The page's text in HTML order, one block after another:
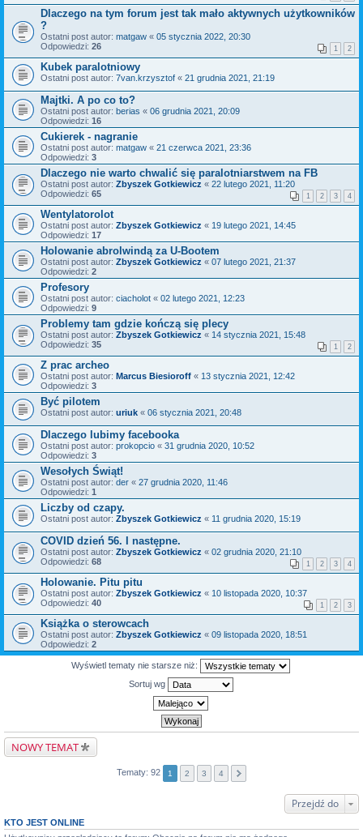
Dlaczego na tym forum jest tak mało aktywnych użytkowników
?
Ostatni post autor: matgaw « 05 stycznia 2022, 20:30
Odpowiedzi: 26 1 2
Kubek paralotniowy
Ostatni post autor: 7van.krzysztof « 21 grudnia 2021, 21:19
Majtki. A po co to?
Ostatni post autor: berias « 06 grudnia 2021, 20:09
Odpowiedzi: 16
Cukierek - nagranie
Ostatni post autor: matgaw « 21 czerwca 2021, 23:36
Odpowiedzi: 3
Dlaczego nie warto chwalić się paralotniarstwem na FB
Ostatni post autor: Zbyszek Gotkiewicz « 22 lutego 2021, 11:20
Odpowiedzi: 65 1 2 3 4
Wentylatorolot
Ostatni post autor: Zbyszek Gotkiewicz « 19 lutego 2021, 14:45
Odpowiedzi: 17
Holowanie abrolwindą za U-Bootem
Ostatni post autor: Zbyszek Gotkiewicz « 07 lutego 2021, 21:37
Odpowiedzi: 2
Profesory
Ostatni post autor: ciacholot « 02 lutego 2021, 12:23
Odpowiedzi: 9
Problemy tam gdzie kończą się plecy
Ostatni post autor: Zbyszek Gotkiewicz « 14 stycznia 2021, 15:48
Odpowiedzi: 35 1 2
Z prac archeo
Ostatni post autor: Marcus Biesioroff « 13 stycznia 2021, 12:42
Odpowiedzi: 3
Być pilotem
Ostatni post autor: uriuk « 06 stycznia 2021, 20:48
Dlaczego lubimy facebooka
Ostatni post autor: prokopcio « 31 grudnia 2020, 10:52
Odpowiedzi: 3
Wesołych Świąt!
Ostatni post autor: der « 27 grudnia 2020, 11:46
Odpowiedzi: 1
Liczby od czapy.
Ostatni post autor: Zbyszek Gotkiewicz « 11 grudnia 2020, 15:19
COVID dzień 56. I następne.
Ostatni post autor: Zbyszek Gotkiewicz « 02 grudnia 2020, 21:10
Odpowiedzi: 68 1 2 3 4
Holowanie. Pitu pitu
Ostatni post autor: Zbyszek Gotkiewicz « 10 listopada 2020, 10:37
Odpowiedzi: 40 1 2 3
Książka o sterowcach
Ostatni post autor: Zbyszek Gotkiewicz « 09 listopada 2020, 18:51
Odpowiedzi: 2
Wyświetl tematy nie starsze niż:
Sortuj wg
NOWY TEMAT
Tematy: 92 1 2 3 4
Przejdź do
KTO JEST ONLINE